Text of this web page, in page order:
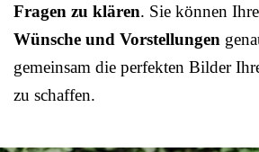
Fragen zu klären. Sie können
Wünsche und Vorstellungen
gemeinsam die perfekten Bilder
zu schaffen.